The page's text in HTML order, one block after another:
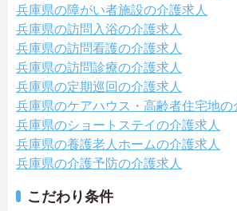
兵庫県の障がい者施設の介護求人
兵庫県の訪問入浴の介護求人
兵庫県の訪問看護の介護求人
兵庫県の訪問診療の介護求人
兵庫県の定期巡回の介護求人
兵庫県のケアハウス・高齢者住宅地の
兵庫県のショートステイの介護求人
兵庫県の養護老人ホームの介護求人
兵庫県の介護予防の介護求人
こだわり条件